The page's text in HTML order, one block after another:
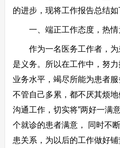
的进步，现将工作报告总结如
一、端正工作态度，热情
作为一名医务工作者，为
是义务。所以在工作中，努
业务水平，竭尽所能为患者
不管自己多累，都不厌其烦
沟通工作，切实将”两好一满
个就诊的患者满意， 同时不
患关系，为以后的工作做好铺